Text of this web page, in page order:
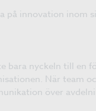
på innovation inom
bara nyckeln till en
När team
över